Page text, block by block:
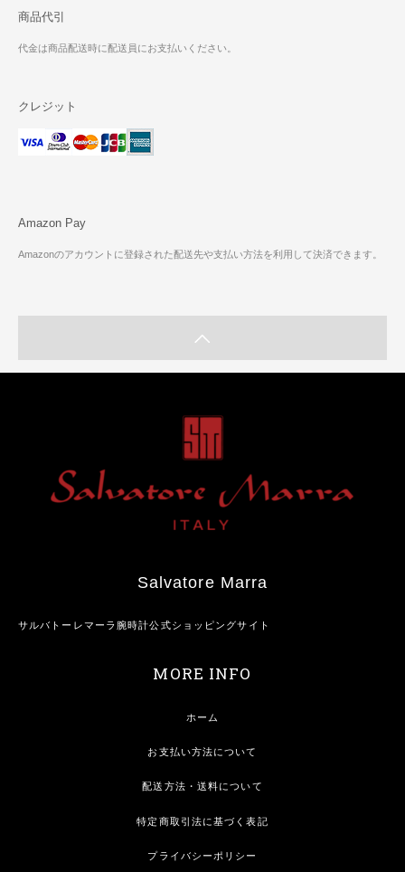
商品代引
代金は商品配送時に配送員にお支払いください。
クレジット
Amazon Pay
Amazonのアカウントに登録された配送先や支払い方法を利用して決済できます。
Salvatore Marra
サルバトーレマーラ腕時計公式ショッピングサイト
MORE INFO
ホーム
お支払い方法について
配送方法・送料について
特定商取引法に基づく表記
プライバシーポリシー